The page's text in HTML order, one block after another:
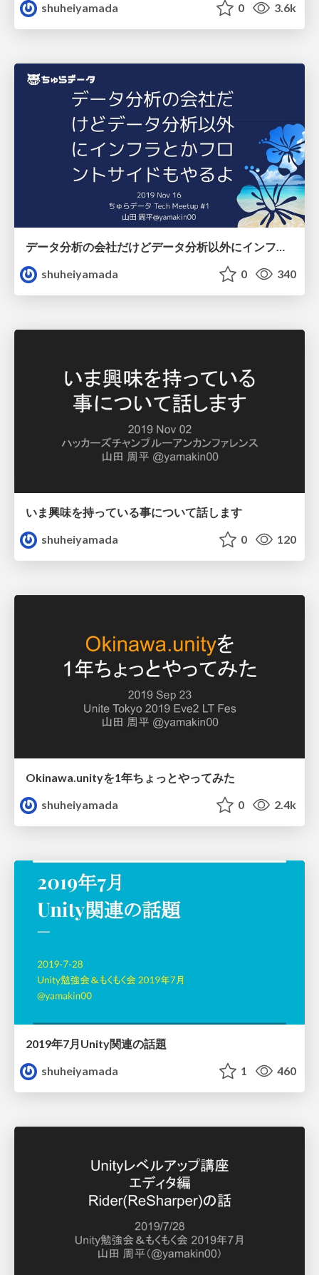
shuheiyamada
0 3.6k
shuheiyamada
0 340
いま興味を持っている事について話します
shuheiyamada
0 120
Okinawa.unityを1年ちょっとやってみた
shuheiyamada
0 2.4k
2019年7月Unity関連の話題
shuheiyamada
1 460